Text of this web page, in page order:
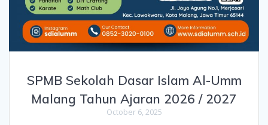
SPMB Sekolah Dasar Islam Al-Umm
Malang Tahun Ajaran 2026 / 2027
October 6, 2025